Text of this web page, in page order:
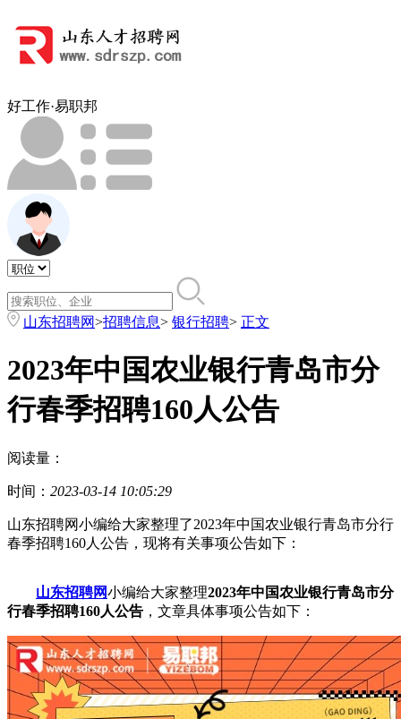
好工作·易职邦
山东招聘网>招聘信息> 银行招聘> 正文
2023年中国农业银行青岛市分
行春季招聘160人公告
阅读量：
时间： 2023-03-14 10:05:29
山东招聘网小编给大家整理了2023年中国农业银行青岛市分行
春季招聘160人公告，现将有关事项公告如下：
山东招聘网小编给大家整理2023年中国农业银行青岛市分
行春季招聘160人公告 ，文章具体事项公告如下：